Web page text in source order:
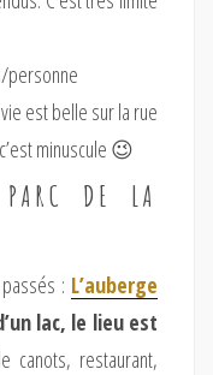
personne
est belle sur la rue
minuscule 😉
DE LA
: L’auberge
lac, le lieu est
canots, restaurant,